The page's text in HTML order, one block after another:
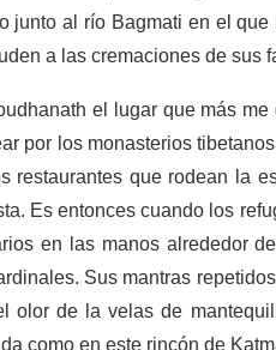
junto al río Bagmati en el
a las cremaciones de sus
el lugar que más
por los monasterios
restaurantes que rodean la
Es entonces cuando los
en las manos alrededor
Sus mantras
olor de la velas de
como en este rincón de